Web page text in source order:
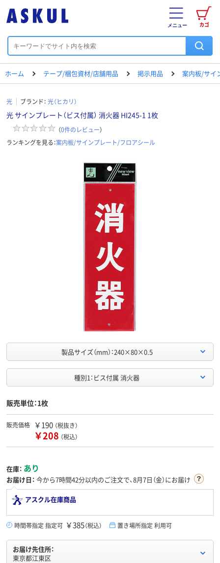
カゴ
メニュー
ホーム テープ/梱包資材/店舗用品 掲示用品 案内板/サイ
光 ブランド： 光（ヒカリ）
光 サインプレート（ビス付属） 消火器 HI245-1 1枚
（0件のレビュー）
ランキングを見る：案内板/サインプレート/フロアシール
製品サイズ（mm）：240×80×0.5
種別1：ビス付属 消火器
販売単位：1枚
販売価格 ￥190 （税抜き）
￥208 （税込）
在庫： あり
お届け日： 今から7時間42分以内のご注文で、8月7日（金）にお届け
アスクル在庫商品
時間帯指定 指定可 ￥385（税込） 置き場所指定 利用可
お届け先住所：
東京都江東区